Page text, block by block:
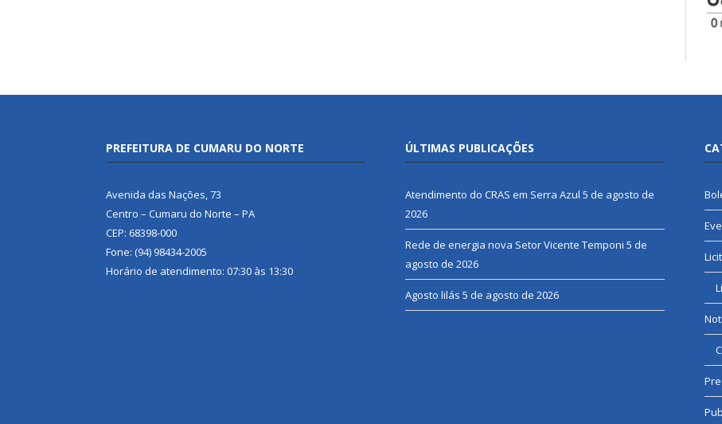
PREFEITURA DE CUMARU DO NORTE
Avenida das Nações, 73
Centro – Cumaru do Norte – PA
CEP: 68398-000
Fone: (94) 98434-2005
Horário de atendimento: 07:30 às 13:30
ÚLTIMAS PUBLICAÇÕES
Atendimento do CRAS em Serra Azul 5 de agosto de
2026
Rede de energia nova Setor Vicente Temponi 5 de
agosto de 2026
Agosto lilás 5 de agosto de 2026